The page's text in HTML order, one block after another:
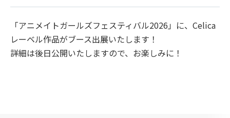
「アニメイトガールズフェスティバル2026」に、Celica
レーベル作品がブース出展いたします！
詳細は後日公開いたしますので、お楽しみに！